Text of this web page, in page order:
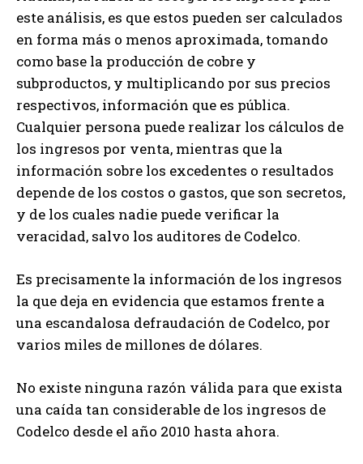
este análisis, es que estos pueden ser calculados
en forma más o menos aproximada, tomando
como base la producción de cobre y
subproductos, y multiplicando por sus precios
respectivos, información que es pública.
Cualquier persona puede realizar los cálculos de
los ingresos por venta, mientras que la
información sobre los excedentes o resultados
depende de los costos o gastos, que son secretos,
y de los cuales nadie puede verificar la
veracidad, salvo los auditores de Codelco.
Es precisamente la información de los ingresos
la que deja en evidencia que estamos frente a
una escandalosa defraudación de Codelco, por
varios miles de millones de dólares.
No existe ninguna razón válida para que exista
una caída tan considerable de los ingresos de
Codelco desde el año 2010 hasta ahora.